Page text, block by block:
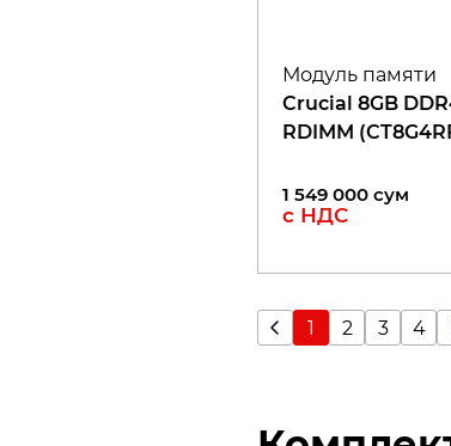
Модуль памяти
Crucial 8GB
RDIMM
1 549 000 сум
с НДС
1 2 3 4